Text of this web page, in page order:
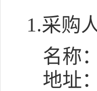
1.采购
名称：
地址：